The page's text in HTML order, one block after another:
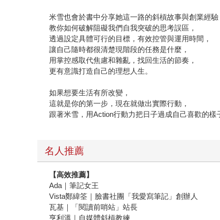
米雪也會於書中分享她這一路的斜槓故事與創業經驗
教你如何破解阻礙我們自我突破的思考誤區，
透過設定具體可行的目標，有效控管與運用時間，
讓自己隨時都很清楚現階段的任務是什麼，
用掌控感取代焦慮和雜亂，找回生活的節奏，
更有意識打造自己的理想人生。
如果想要生活有所改變，
這就是你的第一步，現在就做出實際行動，
跟著米雪，用Action行動力把日子過成自己喜歡的樣
名人推薦
【高效推薦】
Ada｜筆記女王
Vista鄭緯筌｜臉書社團「我愛寫筆記」創辦人
瓦基｜「閱讀前哨站」站長
亨利溫｜自媒體斜槓教練